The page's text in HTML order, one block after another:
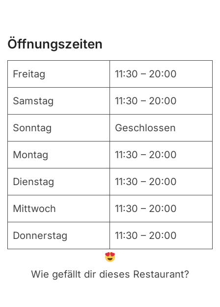
Öffnungszeiten
Freitag 11:30 – 20:00
Samstag 11:30 – 20:00
Sonntag Geschlossen
Montag 11:30 – 20:00
Dienstag 11:30 – 20:00
Mittwoch 11:30 – 20:00
Donnerstag 11:30 – 20:00
Wie gefällt dir dieses Restaurant?